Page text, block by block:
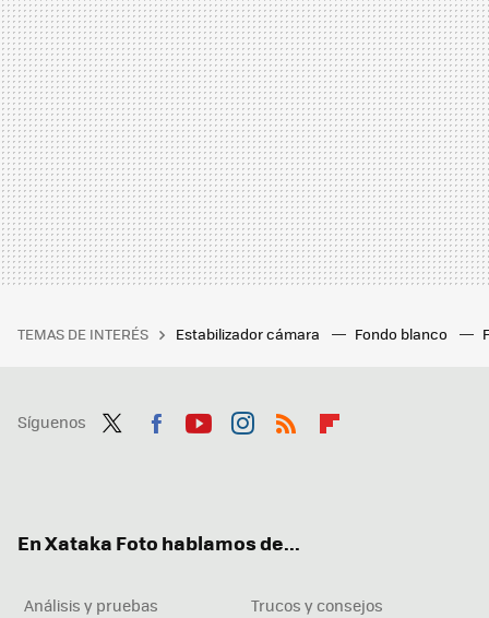
TEMAS DE INTERÉS Estabilizador cámara Fondo blanco
Síguenos
En Xataka Foto hablamos de...
Análisis y pruebas
Trucos y consejos